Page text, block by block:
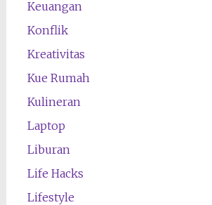
Keuangan
Konflik
Kreativitas
Kue Rumah
Kulineran
Laptop
Liburan
Life Hacks
Lifestyle